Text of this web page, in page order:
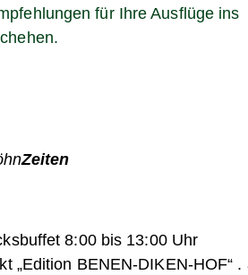
für Ihre Ausflüge ins
Zeiten
8:00 bis 13:00 Uhr
„Edition BENEN-DIKEN-HOF“ .